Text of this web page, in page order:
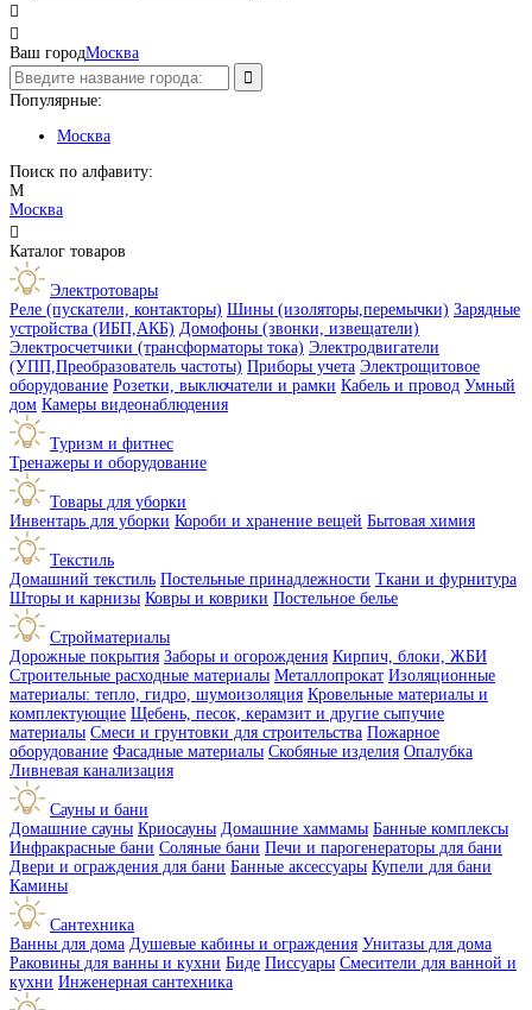


Ваш городМосква
Популярные:
Москва
Поиск по алфавиту:
М
Москва

Каталог товаров
Электротовары
Реле (пускатели, контакторы) Шины (изоляторы,перемычки) Зарядные
устройства (ИБП,АКБ) Домофоны (звонки, извещатели)
Электросчетчики (трансформаторы тока) Электродвигатели
(УПП,Преобразователь частоты) Приборы учета Электрощитовое
оборудование Розетки, выключатели и рамки Кабель и провод Умный
дом Камеры видеонаблюдения
Туризм и фитнес
Тренажеры и оборудование
Товары для уборки
Инвентарь для уборки Короби и хранение вещей Бытовая химия
Текстиль
Домашний текстиль Постельные принадлежности Ткани и фурнитура
Шторы и карнизы Ковры и коврики Постельное белье
Стройматериалы
Дорожные покрытия Заборы и огорождения Кирпич, блоки, ЖБИ
Строительные расходные материалы Металлопрокат Изоляционные
материалы: тепло, гидро, шумоизоляция Кровельные материалы и
комплектующие Щебень, песок, керамзит и другие сыпучие
материалы Смеси и грунтовки для строительства Пожарное
оборудование Фасадные материалы Скобяные изделия Опалубка
Ливневая канализация
Сауны и бани
Домашние сауны Криосауны Домашние хаммамы Банные комплексы
Инфракрасные бани Соляные бани Печи и парогенераторы для бани
Двери и ограждения для бани Банные аксессуары Купели для бани
Камины
Сантехника
Ванны для дома Душевые кабины и ограждения Унитазы для дома
Раковины для ванны и кухни Биде Писсуары Смесители для ванной и
кухни Инженерная сантехника